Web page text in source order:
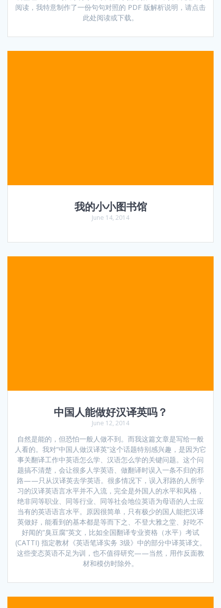
阅读，我特意制作了一份句句对照的 PDF 版解析说明，请点击
此处阅读或下载。
我的小小图书馆
June 14, 2014
中国人能做好汉译英吗？
June 12, 2014
自然是能的，但恐怕一般人做不到。而我这篇文章是写给一般
人看的。我对“中国人做汉译英”这个话题特别感兴趣，是因为它
事关翻译工作中英语怎么学、汉语怎么学的关键问题。这个问
题搞不清楚，会让很多人学英语、做翻译时误入一条不归的邪
路——只从汉译英去学英语。很多情况下，误入邪路的人所学
习的汉译英语言水平并不入流，完全是外国人的水平和风格，
绝非同等职业、同等行业、同等社会地位英语为母语的人士应
当有的英语语言水平。原因很简单，只有极少的国人能把汉译
英做好，能看到的基本都是等而下之、不登大雅之堂、好吃不
好闻的“臭豆腐”英文，比如全国翻译专业资格（水平）考试
(CATTI) 指定教材《英语笔译实务 3级》中的部分中译英译文。
这些变态英语不足为训，也不值得研究——当然，用作反面教
材和模仿时除外。